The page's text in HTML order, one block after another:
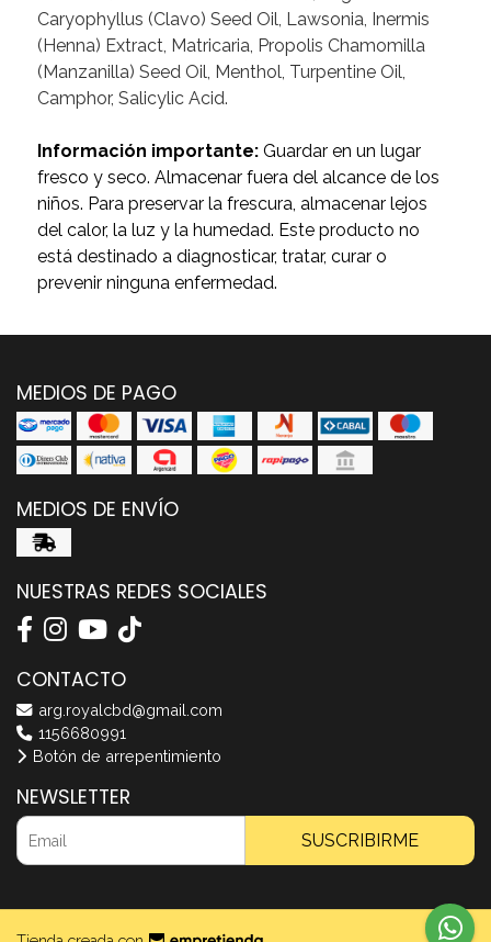
Caryophyllus (Clavo) Seed Oil, Lawsonia, Inermis
(Henna) Extract, Matricaria, Propolis Chamomilla
(Manzanilla) Seed Oil, Menthol, Turpentine Oil,
Camphor, Salicylic Acid.
Información importante: Guardar en un lugar
fresco y seco. Almacenar fuera del alcance de los
niños. Para preservar la frescura, almacenar lejos
del calor, la luz y la humedad. Este producto no
está destinado a diagnosticar, tratar, curar o
prevenir ninguna enfermedad.
MEDIOS DE PAGO
MEDIOS DE ENVÍO
NUESTRAS REDES SOCIALES
CONTACTO
arg.royalcbd@gmail.com
1156680991
Botón de arrepentimiento
NEWSLETTER
SUSCRIBIRME